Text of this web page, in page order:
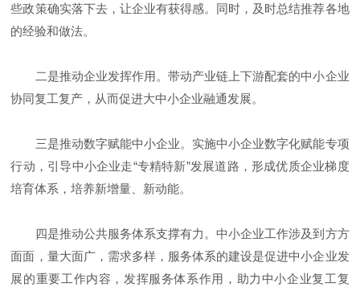
些政策确实落下去，让企业有获得感。同时，及时总结推荐各地
的经验和做法。
二是推动企业发挥作用。带动产业链上下游配套的中小企业
协同复工复产，从而促进大中小企业融通发展。
三是推动数字赋能中小企业。实施中小企业数字化赋能专项
行动，引导中小企业走“专精特新”发展道路，形成优质企业梯度
培育体系，培养新增量、新动能。
四是推动公共服务体系支撑有力。中小企业工作涉及到方方
面面，量大面广，需求多样，服务体系的建设是促进中小企业发
展的重要工作内容，发挥服务体系作用，助力中小企业复工复